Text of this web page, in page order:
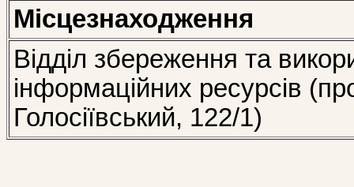
Місцезнаходження
Відділ збереження та
інформаційних ресурсів
Голосіївський, 122/1)